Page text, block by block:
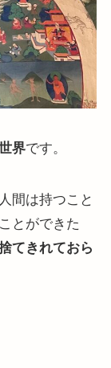
界です。
間は持つこと
とができた
てきれておら